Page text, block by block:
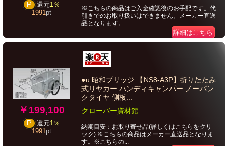
P 還元1％
1991pt
※こちらの商品はご入金確認後のお手配です。代
引きでのお取り扱いはできません。メーカー直送
品となります。 ...
詳細はこちら
￥199,100
P 還元1％
1991pt
●u.昭和ブリッジ 【NS8-A3P】折りたたみ
式リヤカー ハンディキャンパー ノーパン
クタイヤ 側板...
クローバー資材館
納期目安：お取り寄せ品(詳しくはこちらをクリ
ック) ※こちらの商品はメーカー直送品となりま
す。※こちらの...